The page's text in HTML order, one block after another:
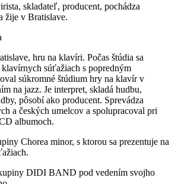
skladateľ, producent, pochádza
žije v Bratislave.
hru na klavíri. Počas štúdia sa
súťažiach s popredným
súkromné štúdium hry na klavír v
na jazz. Je interpret, skladá hudbu,
pôsobí ako producent. Sprevádza
a českých umelcov a spolupracoval pri
albumoch.
Chorea minor, s ktorou sa prezentuje na
DIDI BAND pod vedením svojho